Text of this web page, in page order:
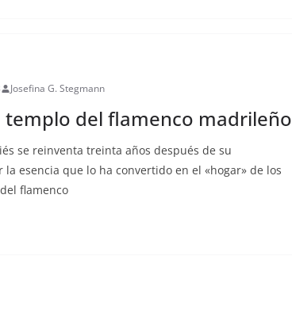
Josefina G. Stegmann
templo del flamenco madrileño
se reinventa treinta años después de su
esencia que lo ha convertido en el «hogar» de los
flamenco